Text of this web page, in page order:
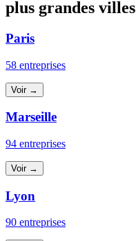
plus grandes villes
Paris
58 entreprises
Voir →
Marseille
94 entreprises
Voir →
Lyon
90 entreprises